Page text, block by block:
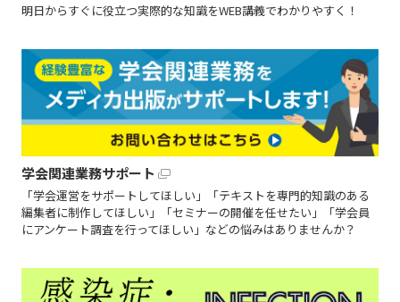
明日からすぐに役立つ実際的な知識をWEB講義でわかりやすく！
学会関連業務サポート
「学会運営をサポートしてほしい」「テキストを専門的知識のある
編集者に制作してほしい」「セミナーの開催を任せたい」「学会員
にアンケート調査を行ってほしい」などの悩みはありませんか？